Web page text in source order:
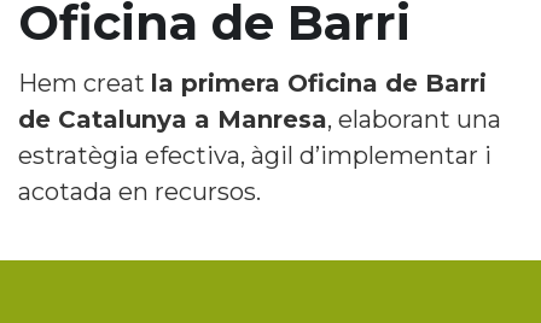
Oficina de Barri
Hem creat la primera Oficina de Barri
de Catalunya a Manresa, elaborant una
estratègia efectiva, àgil d’implementar i
acotada en recursos.